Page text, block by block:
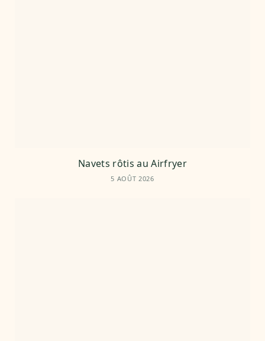
Navets rôtis au Airfryer
5 AOÛT 2026